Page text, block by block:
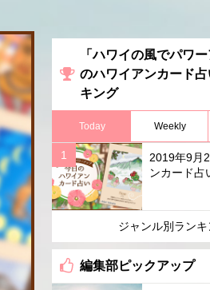
イ
「ハワイの風でパワ
のハワイアンカード
キング
Today Weekly
2019年9月
ンカード占
ジャンル別ラン
編集部ピックアップ